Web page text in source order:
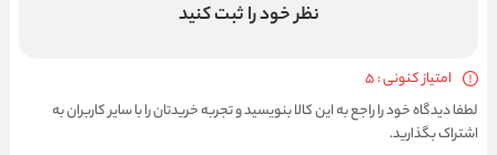
نظر خود را ثبت کنید
امتیاز کنونی : 5
لطفا دیدگاه خود را راجع به این کالا بنویسید و تجربه خریدتان را با سایر کاربران به
اشتراک بگذارید.